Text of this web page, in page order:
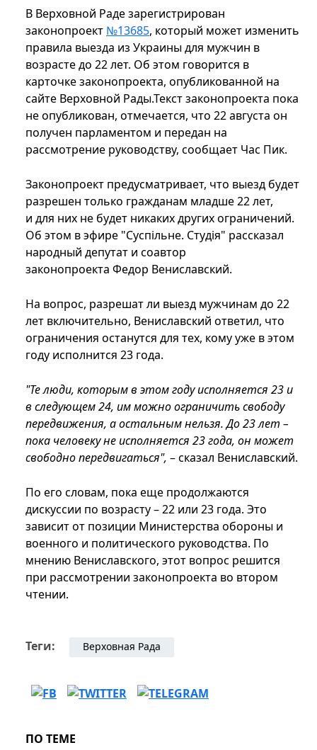
В Верховной Раде зарегистрирован
законопроект №13685, который может изменить
правила выезда из Украины для мужчин в
возрасте до 22 лет. Об этом говорится в
карточке законопроекта, опубликованной на
сайте Верховной Рады.Текст законопроекта пока
не опубликован, отмечается, что 22 августа он
получен парламентом и передан на
рассмотрение руководству, сообщает Час Пик.
Законопроект предусматривает, что выезд будет
разрешен только гражданам младше 22 лет,
и для них не будет никаких других ограничений.
Об этом в эфире "Суспільне. Студія" рассказал
народный депутат и соавтор
законопроекта Федор Вениславский.
На вопрос, разрешат ли выезд мужчинам до 22
лет включительно, Вениславский ответил, что
ограничения останутся для тех, кому уже в этом
году исполнится 23 года.
"Те люди, которым в этом году исполняется 23 и
в следующем 24, им можно ограничить свободу
передвижения, а остальным нельзя. До 23 лет –
пока человеку не исполняется 23 года, он может
свободно передвигаться", – сказал Вениславский.
По его словам, пока еще продолжаются
дискуссии по возрасту – 22 или 23 года. Это
зависит от позиции Министерства обороны и
военного и политического руководства. По
мнению Вениславского, этот вопрос решится
при рассмотрении законопроекта во втором
чтении.
Теги: Верховная Рада
ПО ТЕМЕ